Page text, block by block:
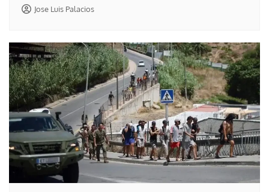
Jose Luis Palacios